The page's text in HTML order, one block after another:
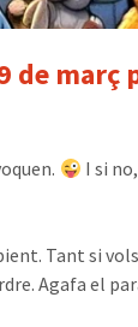
de març
I si
Tant si
Agafa el